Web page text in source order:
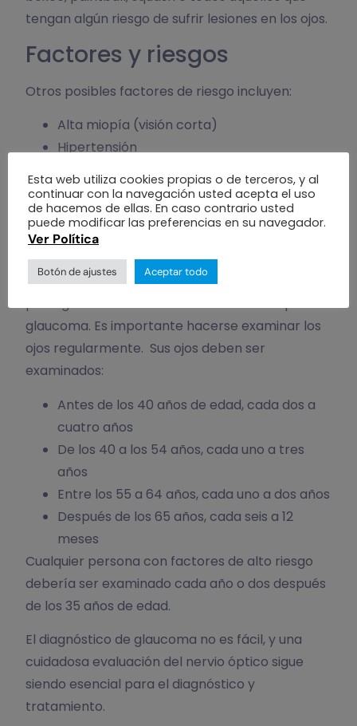
tengan algún riesgo de sufrir lesiones en los ojos.
Factores y riesgos
Otros posibles factores de riesgo incluyen:
Alta miopía (visión corta)
Hipertensión
mm
Mujeres con hipermetropía
Personas con presión alta en los ojos
La detección temprana, a través de exámenes
oculares regulares y completos, es la clave para
proteger su visión de los daños causados por el
glaucoma. Es importante hacerse examinar los
ojos regularmente. Sus ojos deben ser
examinados:
Antes de los 40 años de edad, cada dos a
cuatro años
De los 40 a los 54 años, cada uno a tres
años
Entre los 55 a 64 años, cada uno a dos años
Después de los 65 años, cada seis a 12
meses
Cualquier persona con factores de alto riesgo
debería ser examinado cada año o dos después
de los 35 años de edad.
El diagnóstico de glaucoma no es fácil, y una
cuidadosa evaluación del nervio óptico sigue
siendo esencial para el diagnóstico y
tratamiento.
Esta web utiliza cookies propias o de terceros, y al
continuar con la navegación usted acepta el uso
de hacemos de ellas. En caso contrario usted
puede modificar las preferencias en su navegador.
Ver Política
Botón de ajustes Aceptar todo